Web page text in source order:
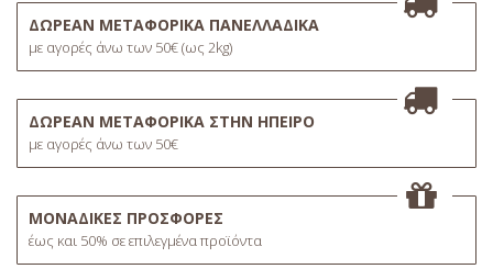
ΔΩΡΕΑΝ ΜΕΤΑΦΟΡΙΚΑ ΠΑΝΕΛΛΑΔΙΚΑ
με αγορές άνω των 50€ (ως 2kg)
ΔΩΡΕΑΝ ΜΕΤΑΦΟΡΙΚΑ ΣΤΗΝ ΗΠΕΙΡΟ
με αγορές άνω των 50€
ΜΟΝΑΔΙΚΕΣ ΠΡΟΣΦΟΡΕΣ
έως και 50% σε επιλεγμένα προϊόντα